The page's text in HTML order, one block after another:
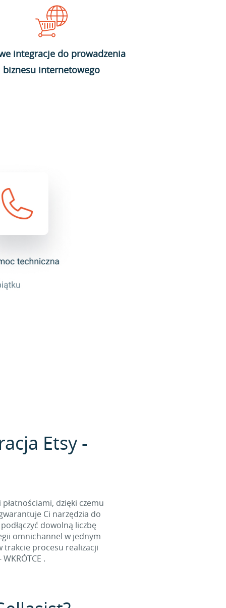
integracje do prowadzenia
biznesu internetowego
Etsy -
dzięki czemu
Ci narzędzia do
dowolną liczbę
omnichannel w jednym
trakcie procesu realizacji
.